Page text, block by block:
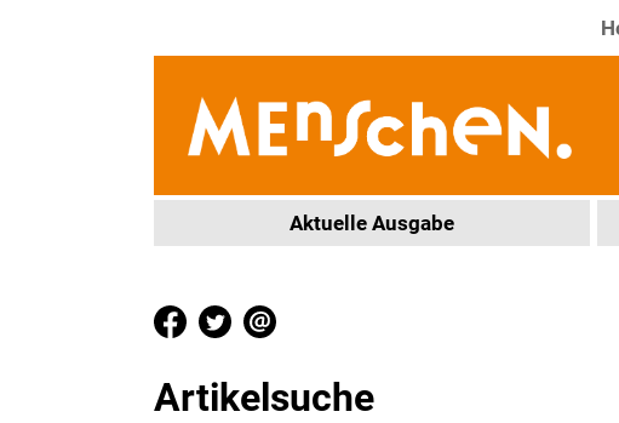
Aktuelle Ausgabe
Artikelsuche